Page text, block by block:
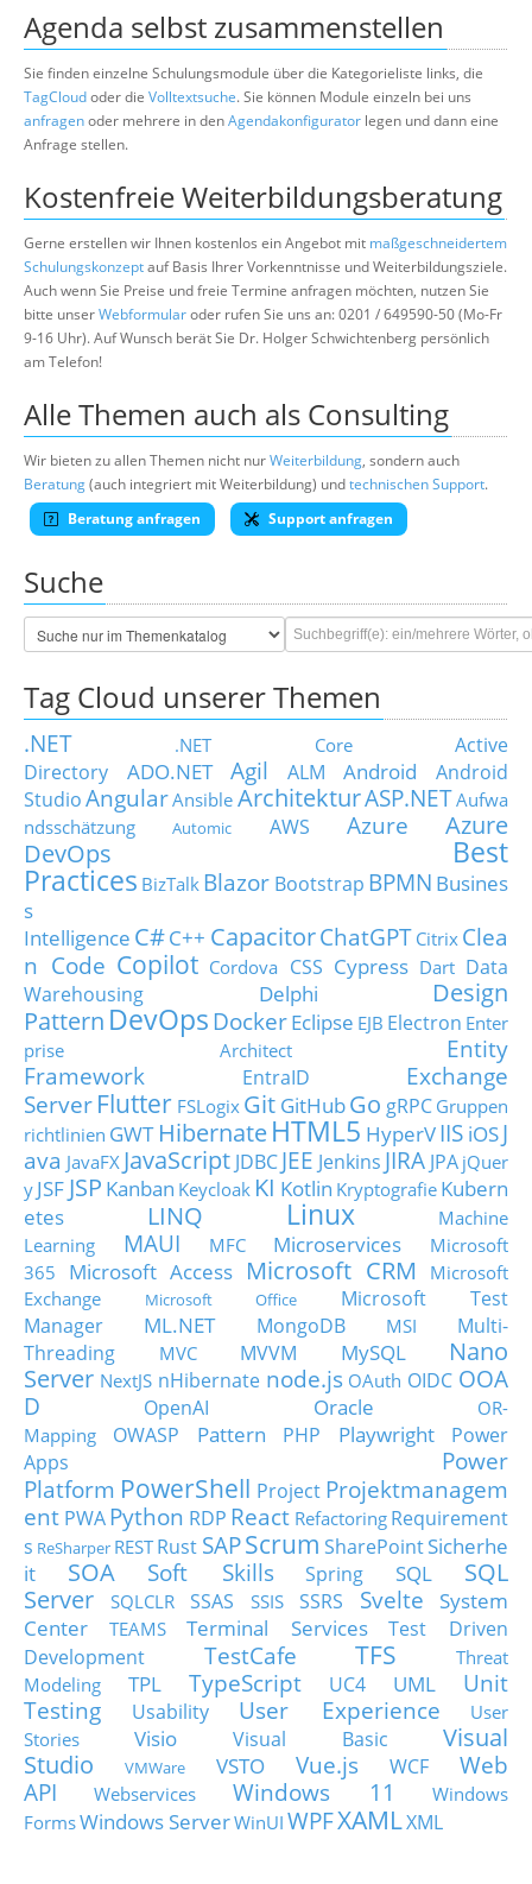
Agenda selbst zusammenstellen
Sie finden einzelne Schulungsmodule über die Kategorieliste links, die
TagCloudoder die Volltextsuche. Sie können Module einzeln bei uns
anfragenoder mehrere in denAgendakonfigurator legen und dann eine
Anfrage stellen.
Kostenfreie Weiterbildungsberatung
Gerne erstellen wir Ihnen kostenlos ein Angebot mit maßgeschneidertem
Schulungskonzeptauf Basis Ihrer Vorkenntnisse und Weiterbildungsziele.
Auch wenn Sie Preise und freie Termine anfragen möchten, nutzen Sie
bitte unserWebformularoder rufen Sie uns an: 0201 / 649590-50 (Mo-Fr
9-16 Uhr). Auf Wunsch berät Sie Dr. Holger Schwichtenberg persönlich
am Telefon!
Alle Themen auch als Consulting
Wir bieten zu allen Themen nicht nurWeiterbildung, sondern auch
Beratung(auch integriert mit Weiterbildung) undtechnischen Support.
Beratung anfragen
Support anfragen
Suche
Tag Cloud unserer Themen
.NET .NET Core
Active
Directory
ADO.NET Agil ALM Android
Android
StudioAngularAnsible ArchitekturASP.NETAufwa
ndsschätzung
Automic AWS Azure
Azure
DevOps
Best
Practices BizTalk Blazor Bootstrap BPMN Busines
s
Intelligence C#C++ CapacitorChatGPT Citrix Clea
n Code Copilot Cordova CSS Cypress Dart Data
Warehousing
Delphi
Design
Pattern DevOps DockerEclipse EJB Electron Enter
prise Architect
Entity
Framework
EntraID
Exchange
Server Flutter FSLogix Git GitHubGo gRPC Gruppen
richtlinien GWT HibernateHTML5 HyperVIIS iOSJ
ava JavaFX JavaScript JDBC JEE Jenkins JIRA JPA jQuer
y JSF JSP Kanban Keycloak KI Kotlin Kryptografie Kubern
etes
LINQ Linux
Machine
Learning
MAUI MFC Microservices
Microsoft
365
Microsoft Access Microsoft CRM
Microsoft
Exchange
Microsoft Office
Microsoft Test
Manager
ML.NET MongoDB MSI
Multi-
Threading
MVC MVVM MySQL
Nano
Server NextJS nHibernate node.js OAuth OIDC OOA
D
OpenAI Oracle
OR-
Mapping
OWASP Pattern PHP Playwright
Power
Apps
Power
Platform PowerShell Project Projektmanagem
ent PWA Python RDP React Refactoring Requirement
s ReSharper RESTRust SAPScrum SharePointSicherhe
it
SOA Soft Skills Spring SQL
SQL
Server
SQLCLR SSAS SSIS SSRS Svelte
System
Center
TEAMS Terminal Services
Test Driven
Development
TestCafe TFS
Threat
Modeling
TPL TypeScript UC4 UML
Unit
Testing
Usability User Experience
User
Stories
Visio Visual Basic
Visual
Studio
VMWare VSTO Vue.js WCF
Web
API
Webservices Windows 11
Windows
FormsWindows ServerWinUI WPFXAMLXML